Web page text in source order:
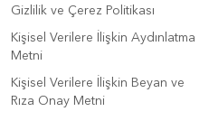
Gizlilik ve Çerez Politikası
Kişisel Verilere İlişkin Aydınlatma
Metni
Kişisel Verilere İlişkin Beyan ve
Rıza Onay Metni